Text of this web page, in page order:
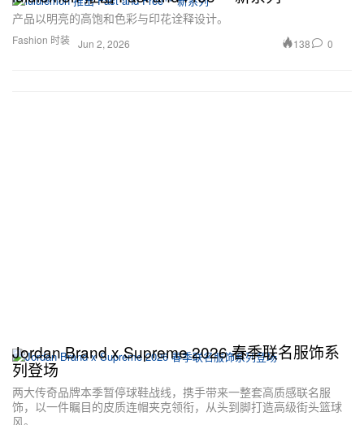
Fashion 时装
产品以明亮的高饱和色彩与印花诠释设计。
Jun 2, 2026 138 0
Jordan Brand x Supreme 2026 春季联名服饰系
列登场
两大传奇品牌本季暂停球鞋战线，携手带来一整套高质感联名服
饰，以一件瞩目的皮质连帽夹克领衔，从头到脚打造高级街头篮球
风。